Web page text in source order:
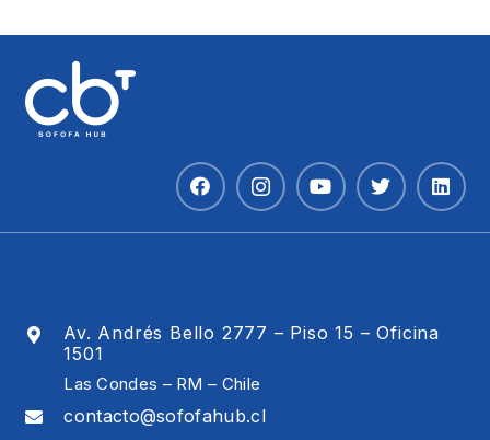
Av. Andrés Bello 2777 – Piso 15 – Oficina
1501
Las Condes – RM – Chile
contacto@sofofahub.cl